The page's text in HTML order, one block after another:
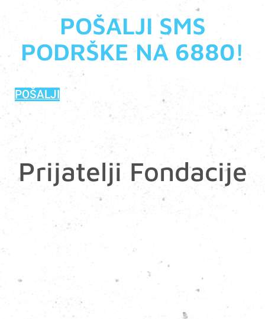
POŠALJI SMS
PODRŠKE NA 6880!
POŠALJI
Prijatelji Fondacije